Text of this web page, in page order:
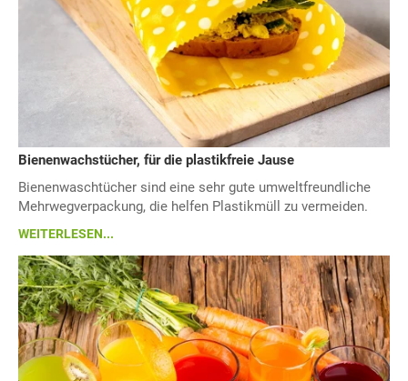
Bienenwachstücher, für die plastikfreie Jause
Bienenwaschtücher sind eine sehr gute umweltfreundliche
Mehrwegverpackung, die helfen Plastikmüll zu vermeiden.
WEITERLESEN...